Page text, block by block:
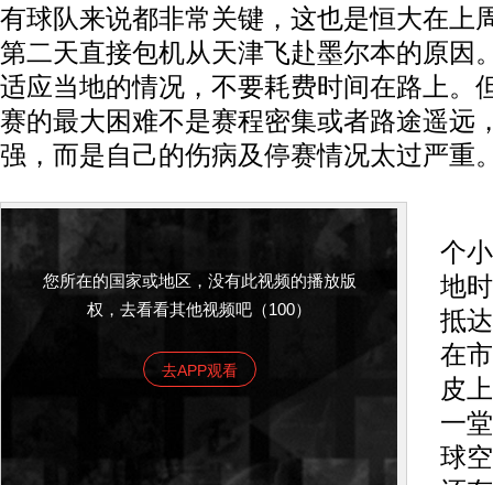
有球队来说都非常关键，这也是恒大在上
第二天直接包机从天津飞赴墨尔本的原因
适应当地的情况，不要耗费时间在路上。
赛的最大困难不是赛程密集或者路途遥远
强，而是自己的伤病及停赛情况太过严重
您所在的国家或地区，没有此视频的播放版
权，去看看其他视频吧（100）
去APP观看
个
地
抵
在
皮
一
球